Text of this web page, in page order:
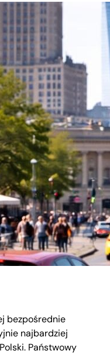
bezpośrednie
najbardziej
Państwowy